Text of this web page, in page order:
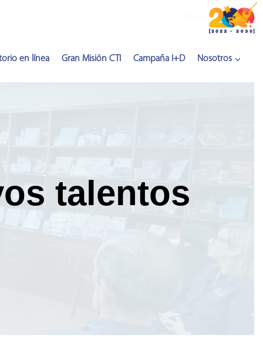
Inserta HTML aquí
en línea Gran Misión CTI Campaña I+D Nosotros
talentos